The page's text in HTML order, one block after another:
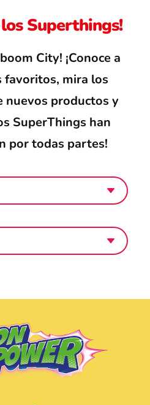
Superthings!
City! ¡Conoce a
favoritos, mira los
nuevos productos y
SuperThings han
por todas partes!